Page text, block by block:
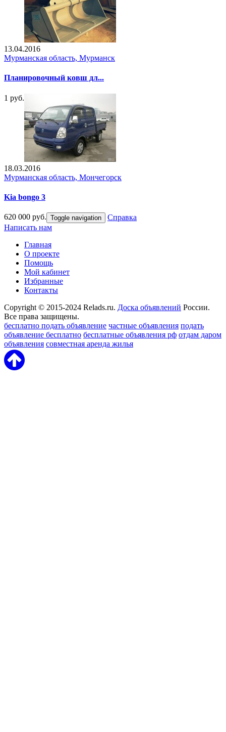
13.04.2016
Мурманская область, Мурманск
Планировочный ковш дл...
1 руб.
18.03.2016
Мурманская область, Мончегорск
Kia bongo 3
620 000 руб. Toggle navigation
Справка
Написать нам
Главная
О проекте
Помощь
Мой кабинет
Избранные
Контакты
Copyright © 2015-2024 Relads.ru. Доска объявлений России.
Все права защищены.
бесплатно подать объявление частные объявления подать
объявление бесплатно бесплатные объявления рф отдам даром
объявления совместная аренда жилья